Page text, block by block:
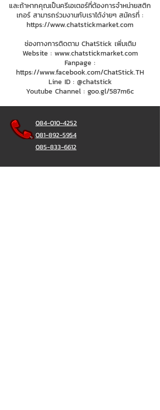
และถ้าหากคุณเป็นครีเอเตอร์ที่ต้องการจำหน่ายสติก
เกอร์ สามารถร่วมงานกับเราได้ง่ายๆ สมัครที่ :
https://www.chatstickmarket.com
ช่องทางการติดตาม ChatStick เพิ่มเติม
Website : www.chatstickmarket.com
Fanpage :
https://www.facebook.com/ChatStick.TH
Line ID : @chatstick
Youtube Channel : goo.gl/587m6c
084-010-4252
081-892-5954
085-833-6612